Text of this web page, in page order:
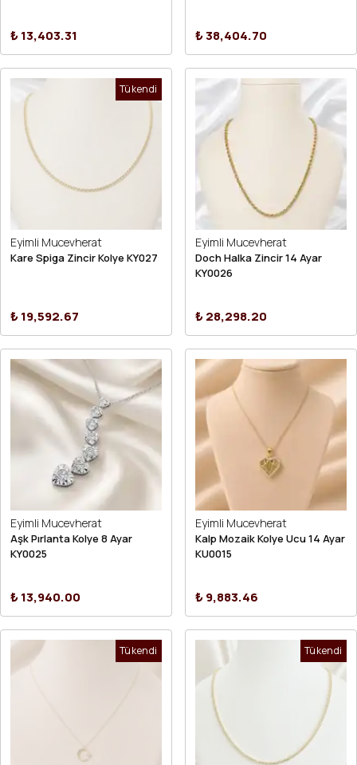
₺ 13,403.31 ₺ 38,404.70
Tükendi
Eyimli Mucevherat
Kare Spiga Zincir Kolye KY027
₺ 19,592.67
Eyimli Mucevherat
Doch Halka Zincir 14 Ayar
KY0026
₺ 28,298.20
Eyimli Mucevherat
Aşk Pırlanta Kolye 8 Ayar
KY0025
₺ 13,940.00
Eyimli Mucevherat
Kalp Mozaik Kolye Ucu 14 Ayar
KU0015
₺ 9,883.46
Tükendi Tükendi